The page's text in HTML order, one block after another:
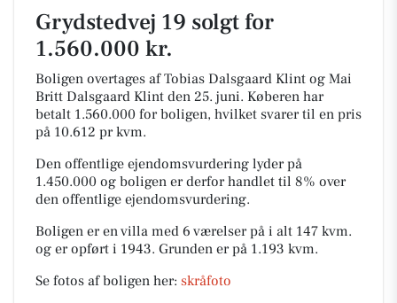
Grydstedvej 19 solgt for
1.560.000 kr.
Boligen overtages af Tobias Dalsgaard Klint og Mai
Britt Dalsgaard Klint den 25. juni. Køberen har
betalt 1.560.000 for boligen, hvilket svarer til en pris
på 10.612 pr kvm.
Den offentlige ejendomsvurdering lyder på
1.450.000 og boligen er derfor handlet til 8% over
den offentlige ejendomsvurdering.
Boligen er en villa med 6 værelser på i alt 147 kvm.
og er opført i 1943. Grunden er på 1.193 kvm.
Se fotos af boligen her: skråfoto